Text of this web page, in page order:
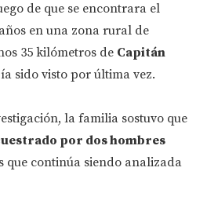
de que se encontrara el
en una zona rural de
35 kilómetros de Capitán
sido visto por última vez.
la familia sostuvo que
por dos hombres
que continúa siendo analizada